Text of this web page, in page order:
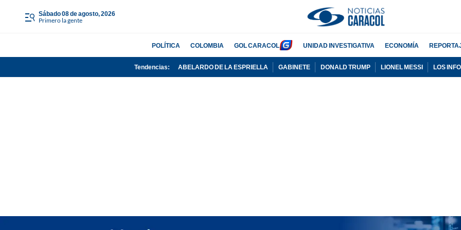
sábado 08 de agosto, 2026
Primero la gente
POLÍTICA COLOMBIA GOL CARACOL UNIDAD INVESTIGATIVA ECONOMÍA
Tendencias: ABELARDO DE LA ESPRIELLA GABINETE DONALD TRUMP LIONEL MESSI LOS